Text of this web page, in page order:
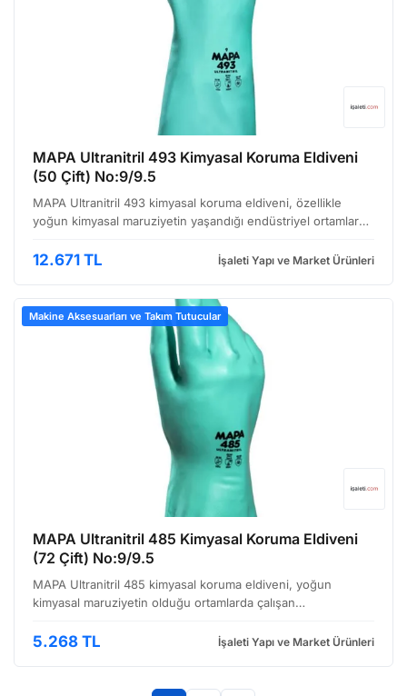
MAPA Ultranitril 493 Kimyasal Koruma Eldiveni
(50 Çift) No:9/9.5
MAPA Ultranitril 493 kimyasal koruma eldiveni, özellikle
yoğun kimyasal maruziyetin yaşandığı endüstriyel ortamlarda
ekipmandır. Nitril esaslı yapısı, lateks …
12.671 TL İşaleti Yapı ve Market Ürünleri
Makine Aksesuarları ve Takım Tutucular
MAPA Ultranitril 485 Kimyasal Koruma Eldiveni
(72 Çift) No:9/9.5
MAPA Ultranitril 485 kimyasal koruma eldiveni, yoğun
kimyasal maruziyetin olduğu ortamlarda çalışan
kimya ve petrol-gaz endüstrilerinde sıklıkla tercih edi…
5.268 TL İşaleti Yapı ve Market Ürünleri